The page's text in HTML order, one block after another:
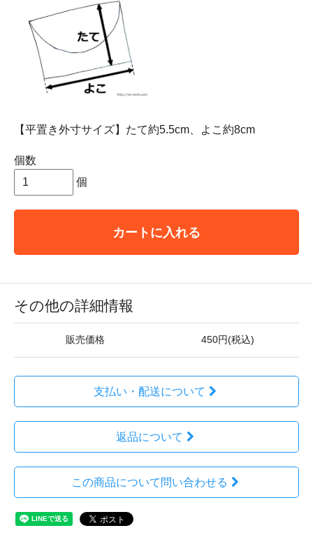
【平置き外寸サイズ】たて約5.5cm、よこ約8cm
個数
個
カートに入れる
その他の詳細情報
販売価格 450円(税込)
支払い・配送について
返品について
この商品について問い合わせる